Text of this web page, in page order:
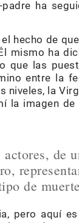
ha
hecho de
mismo ha
que las
entre la
niveles, la
la imagen de
actores, de
de
pero aquí es